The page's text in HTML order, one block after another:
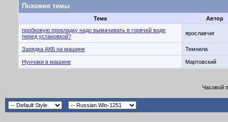
Похожие темы
Тема
Автор
пробковую прокладку надо вымачивать в горячей воде
перед установкой?
ярославчиг
Зарядка АКБ на машине Темнила
Нунчаки в машине Мартовский
Часовой